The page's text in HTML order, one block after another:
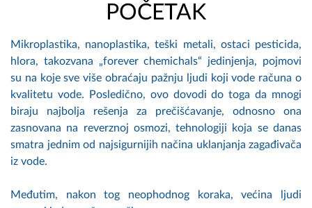
POČETAK
Mikroplastika, nanoplastika, teški metali, ostaci pesticida,
hlora, takozvana „forever chemichals“ jedinjenja, pojmovi
su na koje sve više obraćaju pažnju ljudi koji vode računa o
kvalitetu vode. Posledično, ovo dovodi do toga da mnogi
biraju najbolja rešenja za prečišćavanje, odnosno ona
zasnovana na reverznoj osmozi, tehnologiji koja se danas
smatra jednim od najsigurnijih načina uklanjanja zagađivača
iz vode.
Međutim, nakon tog neophodnog koraka, većina ljudi